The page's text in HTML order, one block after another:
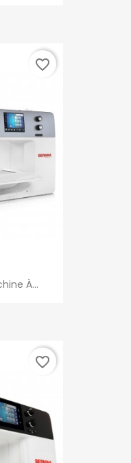
À...
favorite_border
favorite_border